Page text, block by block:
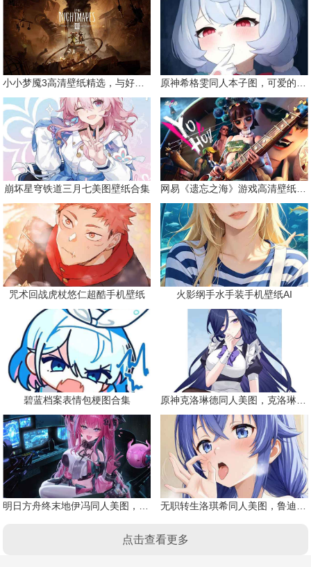
小小梦魇3高清壁纸精选，与好友一同面对恐惧 原神希格雯同人本子图，可爱的双马尾
崩坏星穹铁道三月七美图壁纸合集 网易《遗忘之海》游戏高清壁纸精选
咒术回战虎杖悠仁超酷手机壁纸 火影纲手水手装手机壁纸AI
碧蓝档案表情包梗图合集 原神克洛琳德同人美图，克洛琳德战败会怎样
明日方舟终末地伊冯同人美图，粉毛恶魔伊冯 无职转生洛琪希同人美图，鲁迪的二老婆
点击查看更多